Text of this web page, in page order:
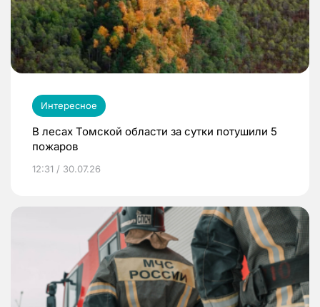
Интересное
В лесах Томской области за сутки потушили 5
пожаров
12:31 / 30.07.26